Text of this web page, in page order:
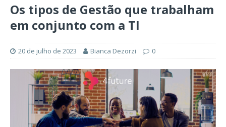
Os tipos de Gestão que trabalham
em conjunto com a TI
20 de julho de 2023 Bianca Dezorzi 0